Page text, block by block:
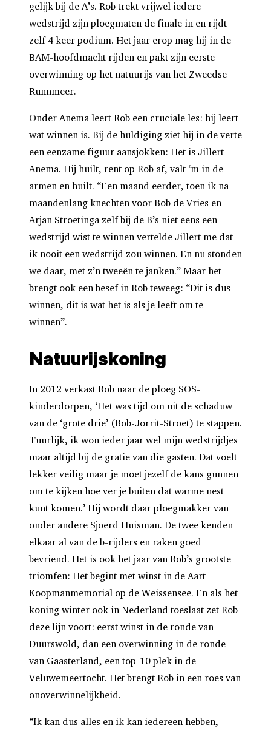
gelijk bij de A’s. Rob trekt vrijwel iedere
wedstrijd zijn ploegmaten de finale in en rijdt
zelf 4 keer podium. Het jaar erop mag hij in de
BAM-hoofdmacht rijden en pakt zijn eerste
overwinning op het natuurijs van het Zweedse
Runnmeer.
Onder Anema leert Rob een cruciale les: hij leert
wat winnen is. Bij de huldiging ziet hij in de verte
een eenzame figuur aansjokken: Het is Jillert
Anema. Hij huilt, rent op Rob af, valt ‘m in de
armen en huilt. “Een maand eerder, toen ik na
maandenlang knechten voor Bob de Vries en
Arjan Stroetinga zelf bij de B’s niet eens een
wedstrijd wist te winnen vertelde Jillert me dat
ik nooit een wedstrijd zou winnen. En nu stonden
we daar, met z’n tweeën te janken.” Maar het
brengt ook een besef in Rob teweeg: “Dit is dus
winnen, dit is wat het is als je leeft om te
winnen”.
Natuurijskoning
In 2012 verkast Rob naar de ploeg SOS-
kinderdorpen, ‘Het was tijd om uit de schaduw
van de ‘grote drie’ (Bob-Jorrit-Stroet) te stappen.
Tuurlijk, ik won ieder jaar wel mijn wedstrijdjes
maar altijd bij de gratie van die gasten. Dat voelt
lekker veilig maar je moet jezelf de kans gunnen
om te kijken hoe ver je buiten dat warme nest
kunt komen.’ Hij wordt daar ploegmakker van
onder andere Sjoerd Huisman. De twee kenden
elkaar al van de b-rijders en raken goed
bevriend. Het is ook het jaar van Rob’s grootste
triomfen: Het begint met winst in de Aart
Koopmanmemorial op de Weissensee. En als het
koning winter ook in Nederland toeslaat zet Rob
deze lijn voort: eerst winst in de ronde van
Duurswold, dan een overwinning in de ronde
van Gaasterland, een top-10 plek in de
Veluwemeertocht. Het brengt Rob in een roes van
onoverwinnelijkheid.
“Ik kan dus alles en ik kan iedereen hebben,